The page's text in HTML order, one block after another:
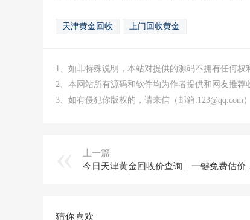
天津黄金回收 上门回收黄金
1、如非特殊说明，本站对提供的源码不拥有任何权
2、本网站所有源码和软件均为作者提供和网友推荐
3、如有侵犯你版权的，请来信（邮箱:123@qq.com
上一篇
猜你喜欢